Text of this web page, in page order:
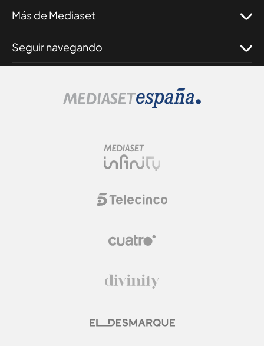
Más de Mediaset
Seguir navegando